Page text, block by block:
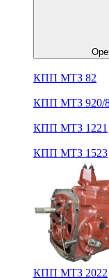
КПП МТЗ 82
КПП МТЗ 920/
КПП МТЗ 1221
КПП МТЗ 1523
КПП МТЗ 2022